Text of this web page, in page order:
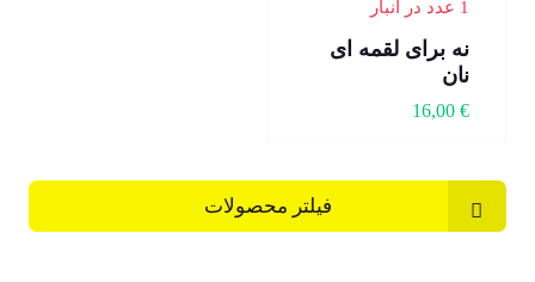
1 عدد در انبار
نه برای لقمه ای
نان
16,00 €
فیلتر محصولات